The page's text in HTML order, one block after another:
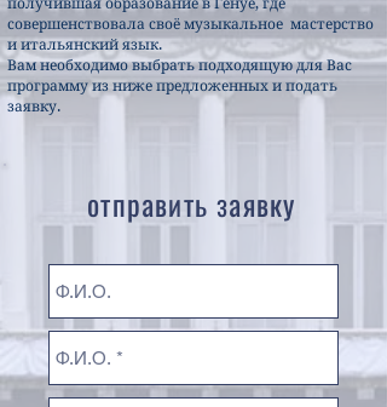
совершенствовала своё музыкальное мастерство
и итальянский язык.
Вам необходимо выбрать подходящую для Вас
программу из ниже предложенных и подать
заявку.
отправить заявку